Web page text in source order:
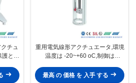
チュ
と
重用電気線形アクチュエータ,環境
温度は -20~+60 oC,制御は
最高 の 価格 を 入手 する